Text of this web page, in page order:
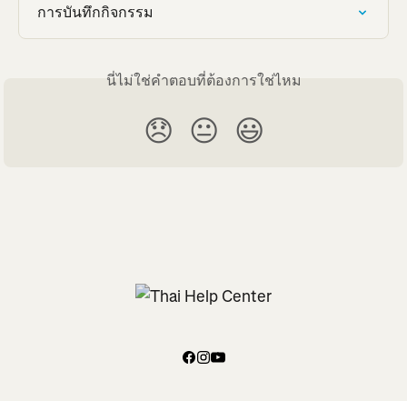
การบันทึกกิจกรรม
นี่ไม่ใช่คำตอบที่ต้องการใช่ไหม
😞 😐 😃